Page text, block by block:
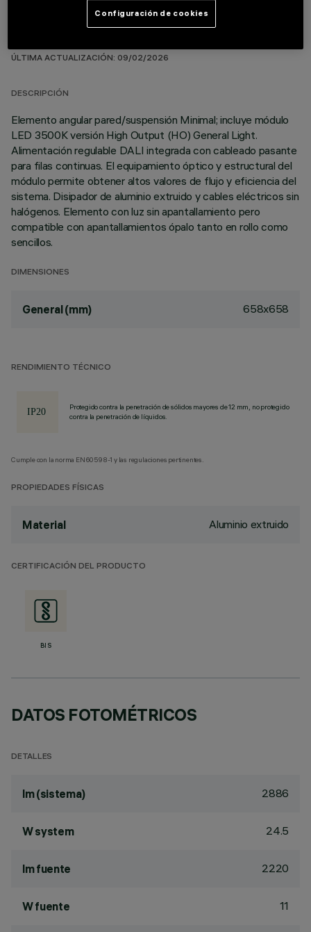
ÚLTIMA ACTUALIZACIÓN: 09/02/2026
DESCRIPCIÓN
Elemento angular pared/suspensión Minimal; incluye módulo
LED 3500K versión High Output (HO) General Light.
Alimentación regulable DALI integrada con cableado pasante
para filas continuas. El equipamiento óptico y estructural del
módulo permite obtener altos valores de flujo y eficiencia del
sistema. Disipador de aluminio extruido y cables eléctricos sin
halógenos. Elemento con luz sin apantallamiento pero
compatible con apantallamientos ópalo tanto en rollo como
sencillos.
DIMENSIONES
General (mm) 658x658
RENDIMIENTO TÉCNICO
Protegido contra la penetración de sólidos mayores de 12 mm, no protegido
contra la penetración de líquidos.
Cumple con la norma EN60598-1 y las regulaciones pertinentes.
PROPIEDADES FÍSICAS
Material Aluminio extruido
CERTIFICACIÓN DEL PRODUCTO
BIS
DATOS FOTOMÉTRICOS
DETALLES
lm (sistema) 2886
W system 24.5
lm fuente 2220
W fuente 11
Configuración de cookies